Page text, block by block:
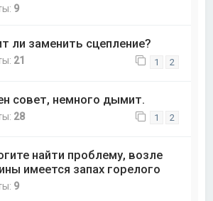
9
ли заменить сцепление?
21 1 2
совет, немного дымит.
28 1 2
найти проблему, возле
имеется запах горелого
9